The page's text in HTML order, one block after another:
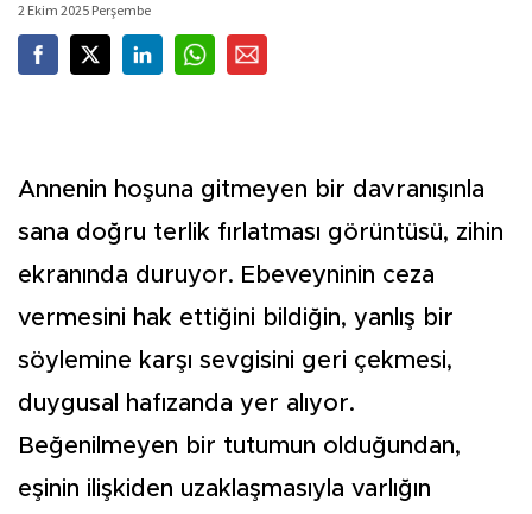
2 Ekim 2025 Perşembe
Annenin hoşuna gitmeyen bir davranışınla
sana doğru terlik fırlatması görüntüsü, zihin
ekranında duruyor. Ebeveyninin ceza
vermesini hak ettiğini bildiğin, yanlış bir
söylemine karşı sevgisini geri çekmesi,
duygusal hafızanda yer alıyor.
Beğenilmeyen bir tutumun olduğundan,
eşinin ilişkiden uzaklaşmasıyla varlığın